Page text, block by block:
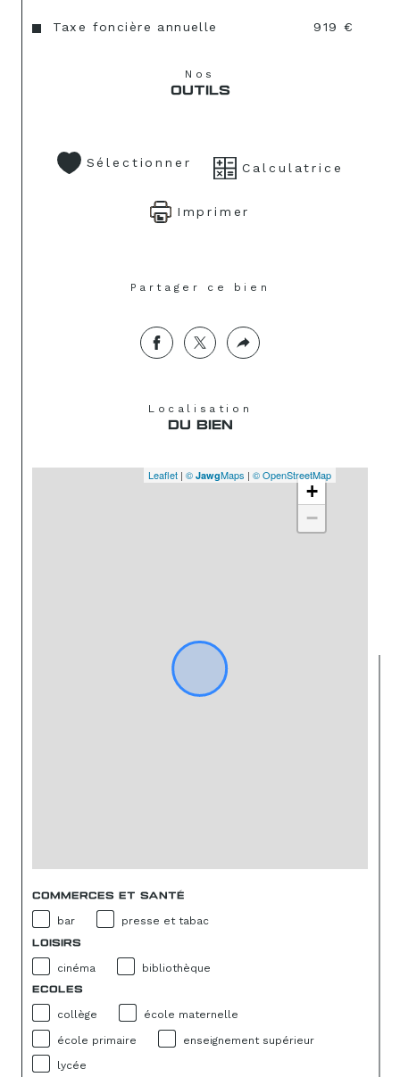
Taxe foncière annuelle 919 €
Nos
OUTILS
Sélectionner Calculatrice
Imprimer
Partager ce bien
Localisation
DU BIEN
+
−
Leaflet | © JawgMaps | © OpenStreetMap
COMMERCES ET SANTÉ
bar presse et tabac
LOISIRS
cinéma bibliothèque
ECOLES
collège école maternelle
école primaire enseignement supérieur
lycée